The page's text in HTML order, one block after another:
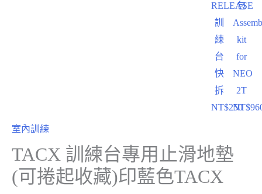
RELEASE
訓
練
台
快
拆
NT$250
包
kit
for
NEO
2T
NT$
室內訓練
TACX 訓練台專用止滑地墊
(可捲起收藏)印藍色TACX